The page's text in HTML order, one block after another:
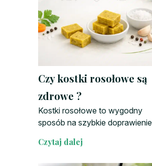
Czy kostki rosołowe są
zdrowe ?
Kostki rosołowe to wygodny
sposób na szybkie
Czytaj dalej